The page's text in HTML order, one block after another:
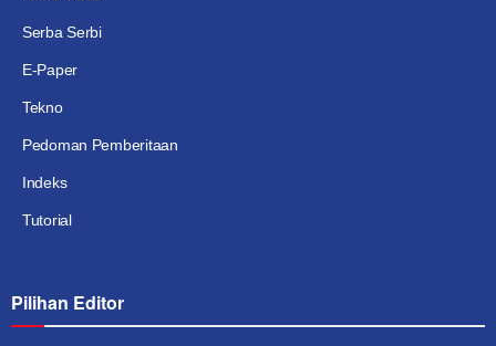
Serba Serbi
E-Paper
Tekno
Pedoman Pemberitaan
Indeks
Tutorial
Pilihan Editor